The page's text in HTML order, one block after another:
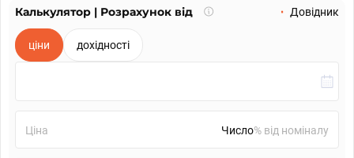
Калькулятор | Розрахунок від
Що
Довідник
ціни дохідності
Ціна % від номіналу